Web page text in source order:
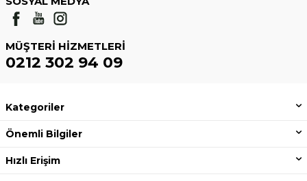
MÜŞTERI HIZMETLERI
0212 302 94 09
Kategoriler
Önemli Bilgiler
Hızlı Erişim